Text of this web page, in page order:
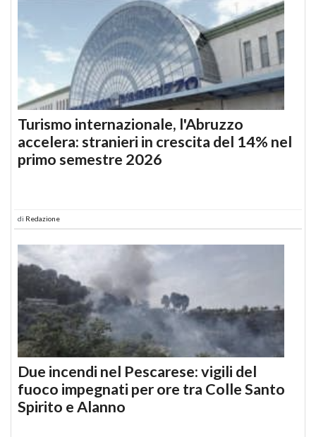
Turismo internazionale, l'Abruzzo
accelera: stranieri in crescita del 14% nel
primo semestre 2026
di Redazione
Due incendi nel Pescarese: vigili del
fuoco impegnati per ore tra Colle Santo
Spirito e Alanno